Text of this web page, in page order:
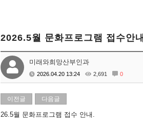
2026.5월 문화프로그램 접수안내
미래와희망산부인과
2026.04.20 13:24 2,691 0
이전글 다음글
26.5월 문화프로그램 접수 안내.